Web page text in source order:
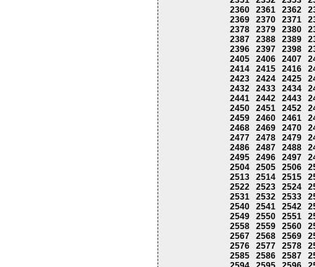
2360
2361 2362
2369
2370 2371
2378
2379 2380
2387
2388 2389
2396
2397 2398
2405
2406 2407
2414
2415 2416
2423
2424 2425
2432
2433 2434
2441
2442 2443
2450
2451 2452
2459
2460 2461
2468
2469 2470
2477
2478 2479
2486
2487 2488
2495
2496 2497
2504
2505 2506
2513
2514 2515
2522
2523 2524
2531
2532 2533
2540
2541 2542
2549
2550 2551
2558
2559 2560
2567
2568 2569
2576
2577 2578
2585
2586 2587